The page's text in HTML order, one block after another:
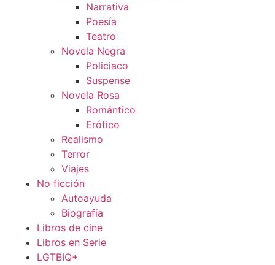
Narrativa
Poesía
Teatro
Novela Negra
Policiaco
Suspense
Novela Rosa
Romántico
Erótico
Realismo
Terror
Viajes
No ficción
Autoayuda
Biografía
Libros de cine
Libros en Serie
LGTBIQ+